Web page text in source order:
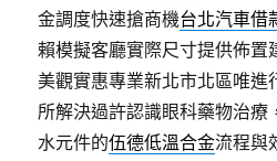
金調度快速搶商機台北汽車借
賴模擬客廳實際尺寸提供佈置
美觀實惠專業新北市北區唯進
所解決過許認識眼科藥物治療
水元件的伍德低溫合金流程與